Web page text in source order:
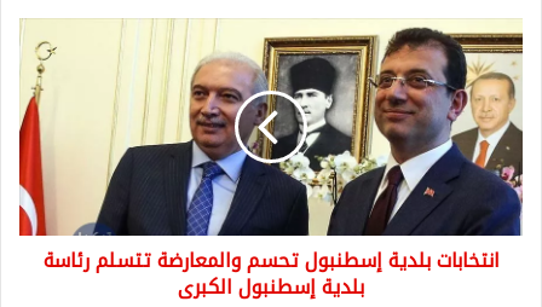
انتخابات
بلدية
إسطنبول
تحسم
والمعارضة
تتسلم
رئاسة
بلدية
إسطنبول
الكبرى
انتخابات بلدية إسطنبول تحسم والمعارضة تتسلم رئاسة
بلدية إسطنبول الكبرى